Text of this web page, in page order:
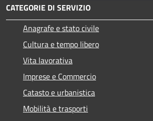
CATEGORIE DI SERVIZIO
Anagrafe e stato civile
Cultura e tempo libero
Vita lavorativa
Imprese e Commercio
Catasto e urbanistica
Mobilità e trasporti